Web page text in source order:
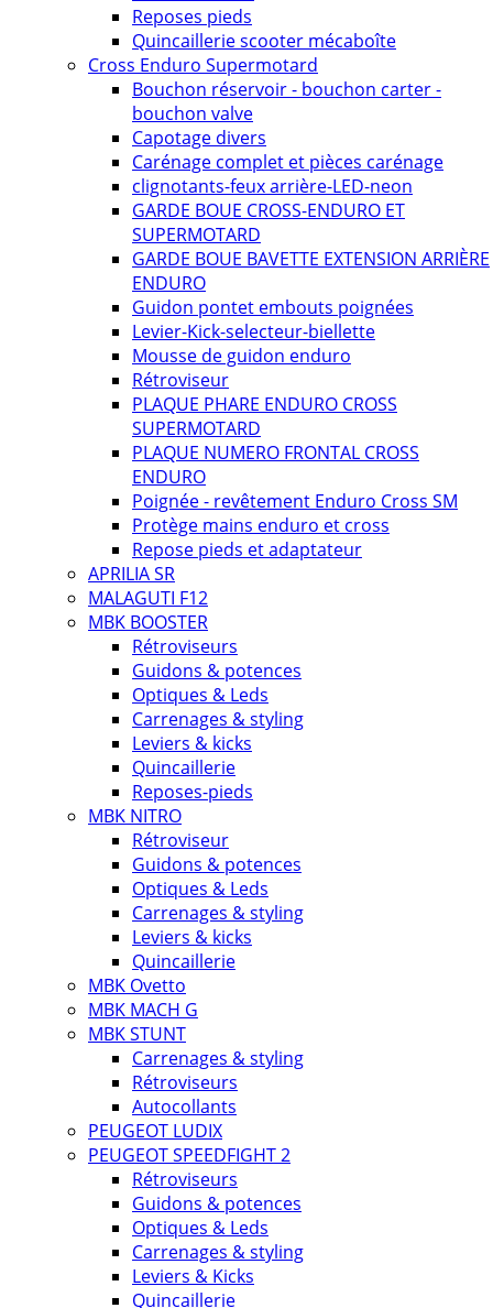
Reposes pieds
Quincaillerie scooter mécaboîte
Cross Enduro Supermotard
Bouchon réservoir - bouchon carter -
bouchon valve
Capotage divers
Carénage complet et pièces carénage
clignotants-feux arrière-LED-neon
GARDE BOUE CROSS-ENDURO ET
SUPERMOTARD
GARDE BOUE BAVETTE EXTENSION ARRIÈRE
ENDURO
Guidon pontet embouts poignées
Levier-Kick-selecteur-biellette
Mousse de guidon enduro
Rétroviseur
PLAQUE PHARE ENDURO CROSS
SUPERMOTARD
PLAQUE NUMERO FRONTAL CROSS
ENDURO
Poignée - revêtement Enduro Cross SM
Protège mains enduro et cross
Repose pieds et adaptateur
APRILIA SR
MALAGUTI F12
MBK BOOSTER
Rétroviseurs
Guidons & potences
Optiques & Leds
Carrenages & styling
Leviers & kicks
Quincaillerie
Reposes-pieds
MBK NITRO
Rétroviseur
Guidons & potences
Optiques & Leds
Carrenages & styling
Leviers & kicks
Quincaillerie
MBK Ovetto
MBK MACH G
MBK STUNT
Carrenages & styling
Rétroviseurs
Autocollants
PEUGEOT LUDIX
PEUGEOT SPEEDFIGHT 2
Rétroviseurs
Guidons & potences
Optiques & Leds
Carrenages & styling
Leviers & Kicks
Quincaillerie